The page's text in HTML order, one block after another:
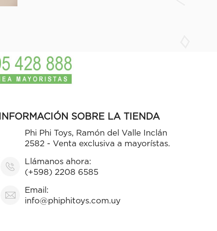
SOBRE LA TIENDA
Phi Phi Toys, Ramón del Valle Inclán
2582 - Venta exclusiva a mayorístas.
Llámanos ahora:
(+598) 2208 6585
Email:
info@phiphitoys.com.uy